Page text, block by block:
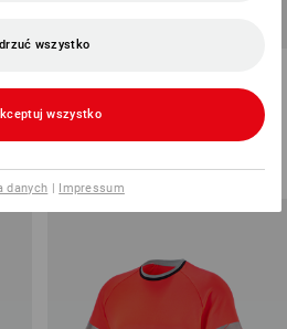
e.s.ambition
138,87 zł77,37 zł
wszystko
wszystko
danych | Impressum